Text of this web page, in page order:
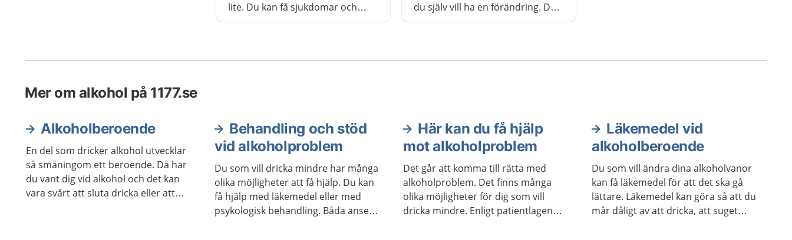
lite. Du kan få sjukdomar och
mycket man kan dricka innan
du själv vill ha en förändring. Det
Mer om alkohol på 1177.se
Alkoholberoende
En del som dricker alkohol utvecklar
så småningom ett beroende. Då har
du vant dig vid alkohol och det kan
vara svårt att sluta dricka eller att
Behandling och stöd
vid alkoholproblem
Du som vill dricka mindre har många
olika möjligheter att få hjälp. Du kan
få hjälp med läkemedel eller med
psykologisk behandling. Båda anses
Här kan du få hjälp
mot alkoholproblem
Det går att komma till rätta med
alkoholproblem. Det finns många
olika möjligheter för dig som vill
dricka mindre. Enligt patientlagen
Läkemedel vid
alkoholberoende
Du som vill ändra dina alkoholvanor
kan få läkemedel för att det ska gå
lättare. Läkemedel kan göra så att du
mår dåligt av att dricka, att suget